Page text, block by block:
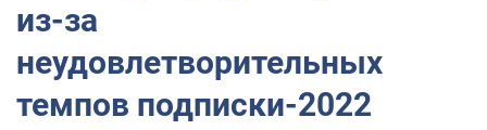
из-за
неудовлетворительных
темпов подписки-2022